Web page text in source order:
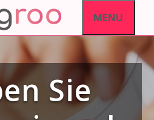
MENU
Sie